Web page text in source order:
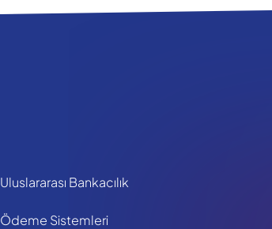
Uluslararası Bankacılık
Ödeme Sistemleri